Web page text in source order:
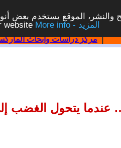
الموقع يستخدم بعض
website
More info - المزيد
مركز دراسات وابحاث|
عندما يتحول الغضب